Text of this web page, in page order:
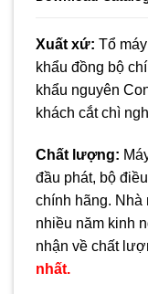
Xuất xứ: Tổ
khẩu đồng bộ
khẩu nguyên
khách cắt chì
Chất lượng:
đầu phát, bộ
chính hãng. Nhà
nhiều năm kinh
nhận về chất
nhất.